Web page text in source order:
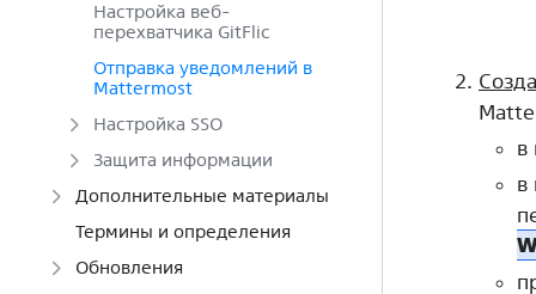
Настройка веб-
перехватчика GitFlic
Отправка уведомлений в
Mattermost
Настройка SSO
Защита информации
Дополнительные материалы
Термины и определения
Обновления
в
в